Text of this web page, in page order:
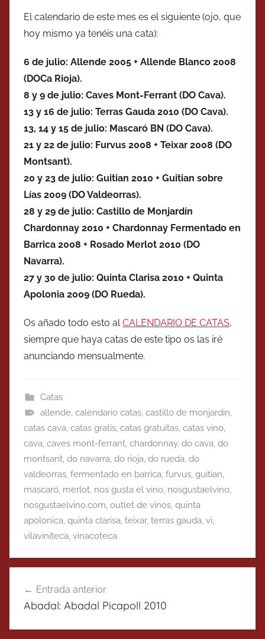
El calendario de este mes es el siguiente (ojo, que
hoy mismo ya tenéis una cata):
6 de julio: Allende 2005 + Allende Blanco 2008
(DOCa Rioja).
8 y 9 de julio: Caves Mont-Ferrant (DO Cava).
13 y 16 de julio: Terras Gauda 2010 (DO Cava).
13, 14 y 15 de julio: Mascaró BN (DO Cava).
21 y 22 de julio: Furvus 2008 + Teixar 2008 (DO
Montsant).
20 y 23 de julio: Guitian 2010 + Guitian sobre
Lías 2009 (DO Valdeorras).
28 y 29 de julio: Castillo de Monjardín
Chardonnay 2010 + Chardonnay Fermentado en
Barrica 2008 + Rosado Merlot 2010 (DO
Navarra).
27 y 30 de julio: Quinta Clarisa 2010 + Quinta
Apolonia 2009 (DO Rueda).
Os añado todo esto alCALENDARIO DE CATAS,
siempre que haya catas de este tipo os las iré
anunciando mensualmente.
Catas
allende, calendario catas, castillo de monjardin,
catas cava, catas gratis, catas gratuitas, catas vino,
cava, caves mont-ferrant, chardonnay, do cava, do
montsant, do navarra, do rioja, do rueda, do
valdeorras, fermentado en barrica, furvus, guitian,
mascaró, merlot, nos gusta el vino, nosgustaelvino,
nosgustaelvino.com, outlet de vinos, quinta
apolonica, quinta clarisa, teixar, terras gauda, vi,
vilaviniteca, vinacoteca
de
Entrada anterior
Abadal: Abadal Picapoll 2010